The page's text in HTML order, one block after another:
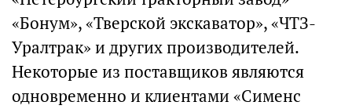
«Бонум», «Тверской экскаватор», «ЧТЗ-
Уралтрак» и других производителей.
Некоторые из поставщиков являются
одновременно и клиентами «Сименс